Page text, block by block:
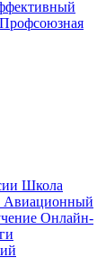
Профсоюзная
Школа
Авиационный
Онлайн-